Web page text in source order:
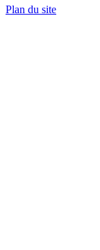
Plan du site